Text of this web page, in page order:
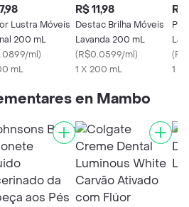
Lustra Móveis
200 mL
ml)
mL
R$ 11,98
Destac Brilha Móveis
Lavanda 200 mL
(R$0.0599/ml)
1 X 200 mL
R$
(
1 X
en Mambo